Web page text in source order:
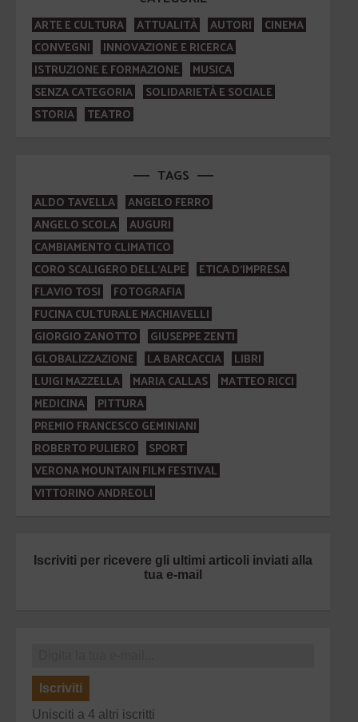
ARTE E CULTURA ATTUALITÀ AUTORI
CINEMA
CONVEGNI
INNOVAZIONE E RICERCA
ISTRUZIONE E FORMAZIONE
MUSICA
SENZA CATEGORIA
SOLIDARIETÀ E SOCIALE
STORIA
TEATRO
TAGS
ALDO TAVELLA
ANGELO FERRO
ANGELO SCOLA
AUGURI
CAMBIAMENTO CLIMATICO
CORO SCALIGERO DELL'ALPE
ETICA D'IMPRESA
FLAVIO TOSI
FOTOGRAFIA
FUCINA CULTURALE MACHIAVELLI
GIORGIO ZANOTTO
GIUSEPPE ZENTI
GLOBALIZZAZIONE
LA BARCACCIA
LIBRI
LUIGI MAZZELLA
MARIA CALLAS
MATTEO RICCI
MEDICINA
PITTURA
PREMIO FRANCESCO GEMINIANI
ROBERTO PULIERO
SPORT
VERONA MOUNTAIN FILM FESTIVAL
VITTORINO ANDREOLI
Iscriviti per ricevere gli ultimi articoli inviati alla
tua e-mail
Iscriviti
Unisciti a 4 altri iscritti